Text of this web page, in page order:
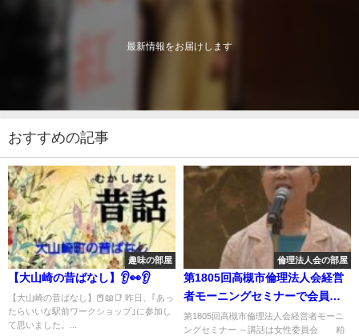
最新情報をお届けします
おすすめの記事
趣味の部屋
【大山崎の昔ばなし】👂👀👂
【大山崎の昔ばなし】📕📖📑 昨日、｢あっ
たらいいな駅前ワークショップ｣に参加し
て思いました。...
倫理法人会の部屋
第1805回高槻市倫理法人会経営
者モーニングセミナーで会員ス
ピーチをつとめました✨
第1805回高槻市倫理法人会経営者モーニ
ングセミナー ～講話は女性委員会 粕